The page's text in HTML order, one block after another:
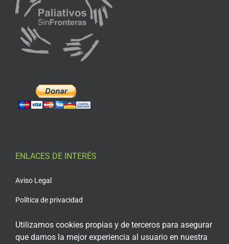
ENLACES DE INTERÉS
Aviso Legal
Política de privacidad
Política de cookies
Utilizamos cookies propias y de terceros para asegurar
que damos la mejor experiencia al usuario en nuestra